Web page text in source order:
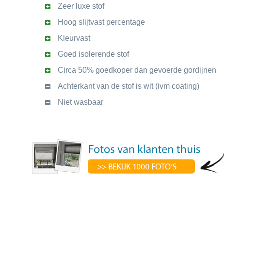
Zeer luxe stof
Hoog slijtvast percentage
Kleurvast
Goed isolerende stof
Circa 50% goedkoper dan gevoerde gordijnen
Achterkant van de stof is wit (ivm coating)
Niet wasbaar